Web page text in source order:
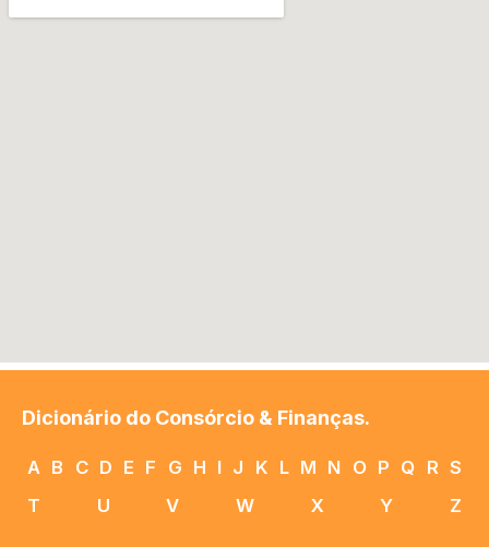
Dicionário do Consórcio & Finanças.
A B C D E F G H I J K L M N O P Q R S
T
U V W X Y Z